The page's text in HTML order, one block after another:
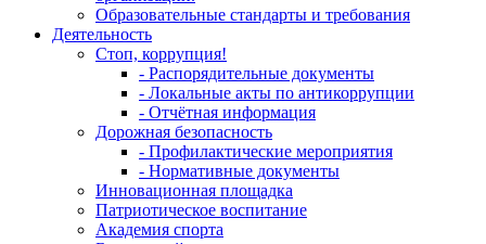
Образовательные стандарты и требования
Деятельность
Стоп, коррупция!
- Распорядительные документы
- Локальные акты по антикоррупции
- Отчётная информация
Дорожная безопасность
- Профилактические мероприятия
- Нормативные документы
Инновационная площадка
Патриотическое воспитание
Академия спорта